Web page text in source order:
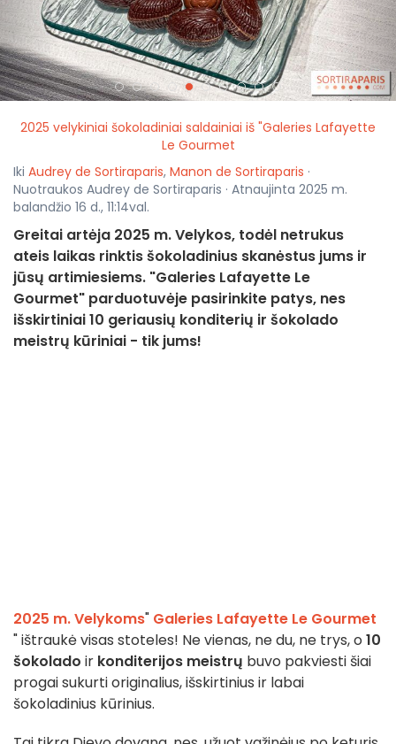
2025 velykiniai šokoladiniai saldainiai iš "Galeries Lafayette
Le Gourmet
Iki Audrey de Sortiraparis, Manon de Sortiraparis ·
Nuotraukos Audrey de Sortiraparis · Atnaujinta 2025 m.
balandžio 16 d., 11:14val.
Greitai artėja 2025 m. Velykos, todėl netrukus
ateis laikas rinktis šokoladinius skanėstus jums ir
jūsų artimiesiems. "Galeries Lafayette Le
Gourmet" parduotuvėje pasirinkite patys, nes
išskirtiniai 10 geriausių konditerių ir šokolado
meistrų kūriniai - tik jums!
2025 m. Velykoms" Galeries Lafayette Le Gourmet
" ištraukė visas stoteles! Ne vienas, ne du, ne trys, o 10
šokolado ir konditerijos meistrų buvo pakviesti šiai
progai sukurti originalius, išskirtinius ir labai
šokoladinius kūrinius.